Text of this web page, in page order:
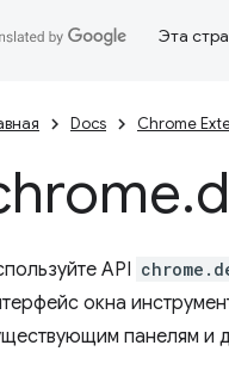
Эта
Docs Chrome
.
API
окна
панелям и